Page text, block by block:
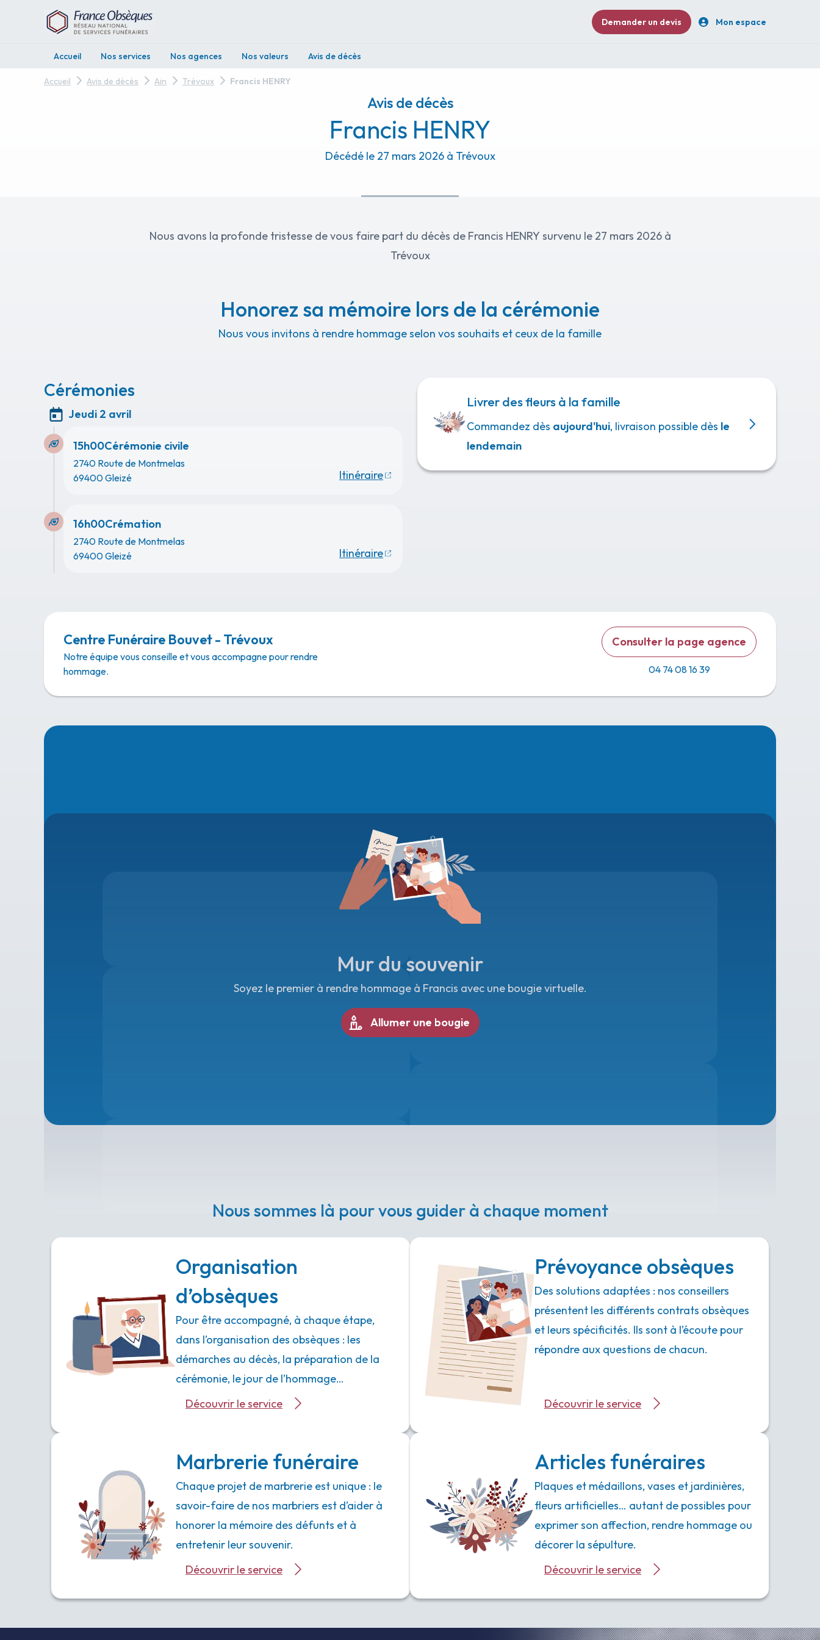
Demander un devis Mon espace
Accueil Nos services Nos agences Nos valeurs Avis de décès
Accueil Avis de décès Ain Trévoux Francis HENRY
Avis de décès
Francis HENRY
Décédé le 27 mars 2026 à Trévoux
Nous avons la profonde tristesse de vous faire part du décès de Francis HENRY survenu le 27 mars 2026 à
Trévoux
Honorez sa mémoire lors de la cérémonie
Nous vous invitons à rendre hommage selon vos souhaits et ceux de la famille
Cérémonies
Jeudi 2 avril
15h00Cérémonie civile
2740 Route de Montmelas
69400 Gleizé
Itinéraire
16h00Crémation
2740 Route de Montmelas
69400 Gleizé
Itinéraire
Livrer des fleurs à la famille
Commandez dès aujourd'hui, livraison possible dès le
lendemain
Centre Funéraire Bouvet - Trévoux
Notre équipe vous conseille et vous accompagne pour rendre
hommage.
Consulter la page agence
04 74 08 16 39
Mur du souvenir
Soyez le premier à rendre hommage à Francis avec une bougie virtuelle.
Allumer une bougie
Nous sommes là pour vous guider à chaque moment
Organisation
d’obsèques
Pour être accompagné, à chaque étape,
dans l’organisation des obsèques : les
démarches au décès, la préparation de la
cérémonie, le jour de l’hommage…
Découvrir le service
Prévoyance obsèques
Des solutions adaptées : nos conseillers
présentent les différents contrats obsèques
et leurs spécificités. Ils sont à l’écoute pour
répondre aux questions de chacun.
Découvrir le service
Marbrerie funéraire
Chaque projet de marbrerie est unique : le
savoir-faire de nos marbriers est d’aider à
honorer la mémoire des défunts et à
entretenir leur souvenir.
Découvrir le service
Articles funéraires
Plaques et médaillons, vases et jardinières,
fleurs artificielles… autant de possibles pour
exprimer son affection, rendre hommage ou
décorer la sépulture.
Découvrir le service